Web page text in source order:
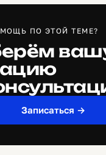
ПО ЭТОЙ ТЕМЕ?
Записаться →